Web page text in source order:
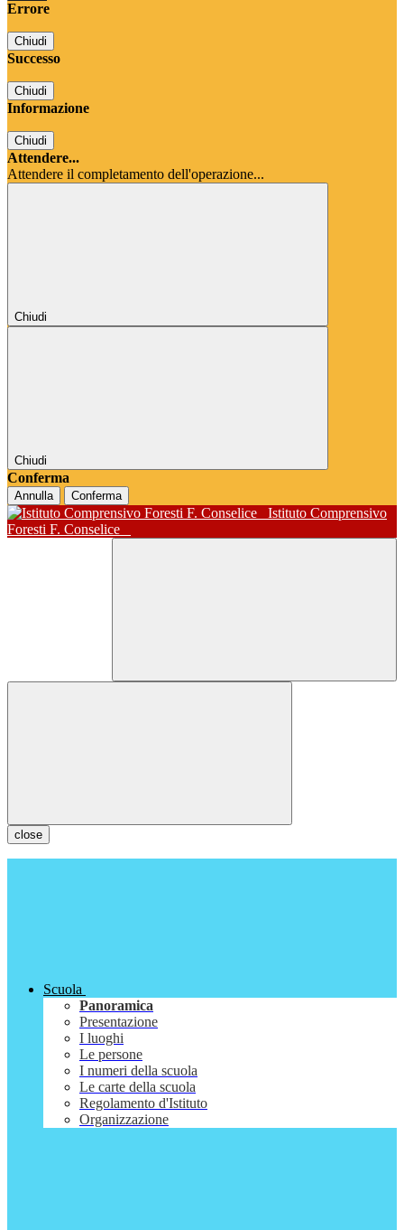
Errore
Chiudi
Successo
Chiudi
Informazione
Chiudi
Attendere...
Attendere il completamento dell'operazione...
Chiudi
Chiudi
Conferma
Annulla Conferma
Istituto Comprensivo
Foresti F. Conselice
close
Scuola
Panoramica
Presentazione
I luoghi
Le persone
I numeri della scuola
Le carte della scuola
Regolamento d'Istituto
Organizzazione